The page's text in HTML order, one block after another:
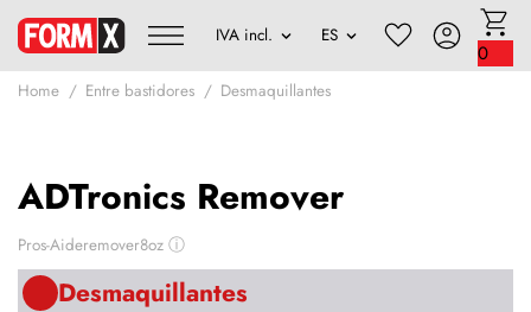
0
Home Entre bastidores Desmaquillantes
ADTronics Remover
Pros-Aideremover8oz ⓘ
Desmaquillantes